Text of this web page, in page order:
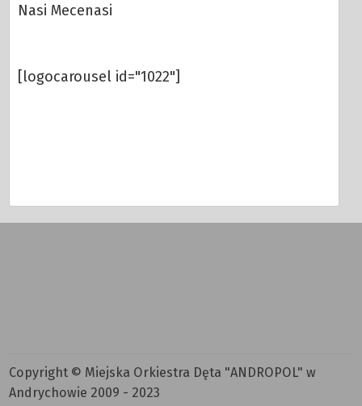
Nasi Mecenasi
[logocarousel id="1022"]
Copyright © Miejska Orkiestra Dęta "ANDROPOL" w
Andrychowie 2009 - 2023